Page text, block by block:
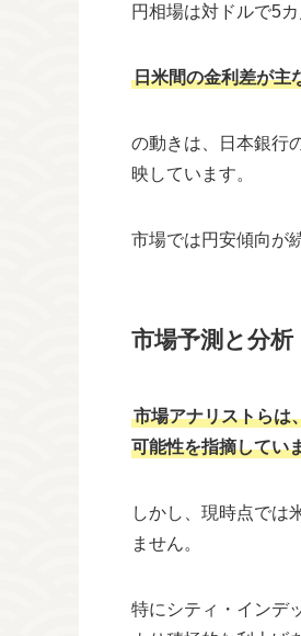
円相場は対ドルで5
日米間の金利差が主
の動きは、日本銀行
映しています。
市場では円安傾向が
市場予測と分析
市場アナリストらは
可能性を指摘してい
しかし、現時点では
ません。
特にシティ・インデ